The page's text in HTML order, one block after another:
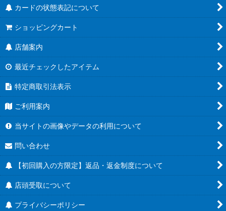
カードの状態表記について
ショッピングカート
店舗案内
最近チェックしたアイテム
特定商取引法表示
ご利用案内
当サイトの画像やデータの利用について
問い合わせ
【初回購入の方限定】返品・返金制度について
店頭受取について
プライバシーポリシー